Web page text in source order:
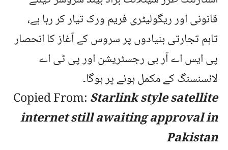
قانونی اور ریگولیٹری فریم ورک تیار کر رہا ہے،
تاہم تجارتی بنیادوں پر سروس کے آغاز کا انحصار
پی ایس اے آر بی رجسٹریشن اور پی ٹی اے
لائسنسنگ کے مکمل ہونے پر ہوگا۔
Copied From: Starlink style satellite
internet still awaiting approval in
Pakistan